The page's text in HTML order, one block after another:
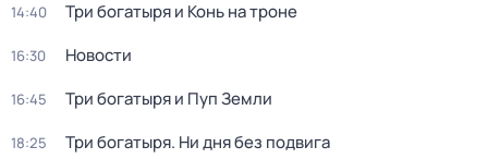
14:40 Три богатыря и Конь на троне
16:30 Новости
16:45 Три богатыря и Пуп Земли
18:25 Три богатыря. Ни дня без подвига